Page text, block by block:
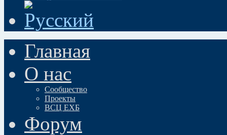
Главная
О нас
Сообщество
Проекты
ВСЦ ЕХБ
Форум